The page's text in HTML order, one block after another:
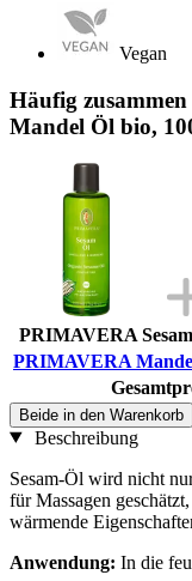
Vegan
Häufig
Mandel Öl bio,
PRIMAVERA
PRIMAVERA
Beide in den Warenkorb
Beschreibung
Sesam-Öl wird nicht
für Massagen
wärmende
Anwendung: In die